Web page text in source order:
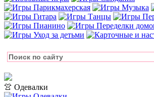
👚 Одевалки